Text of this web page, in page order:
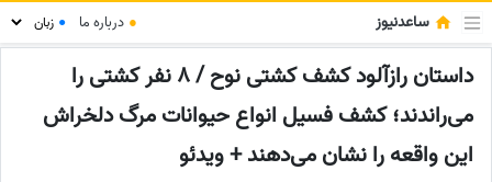
ساعدنیوز ● درباره ما ●
داستان رازآلود کشف کشتی نوح / 8 نفر کشتی را
می‌راندند؛ کشف فسیل‌ انواع حیوانات مرگ دلخراش
این واقعه را نشان می‌دهند + ویدئو